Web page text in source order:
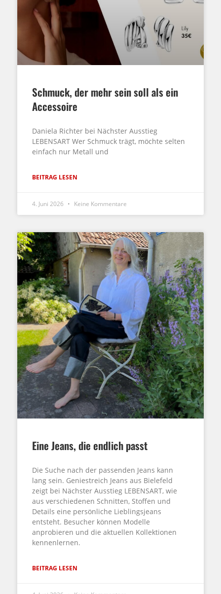
Schmuck, der mehr sein soll als ein
Accessoire
Daniela Richter bei Nächster Ausstieg
LEBENSART Wer Schmuck trägt, möchte selten
einfach nur Metall und
BEITRAG LESEN
4. Juni 2026 Keine Kommentare
Eine Jeans, die endlich passt
Die Suche nach der passenden Jeans kann
lang sein. Geniestreich Jeans aus Bielefeld
zeigt bei Nächster Ausstieg LEBENSART, wie
aus verschiedenen Schnitten, Stoffen und
Details eine persönliche Lieblingsjeans
entsteht. Besucher können Modelle
anprobieren und die aktuellen Kollektionen
kennenlernen.
BEITRAG LESEN